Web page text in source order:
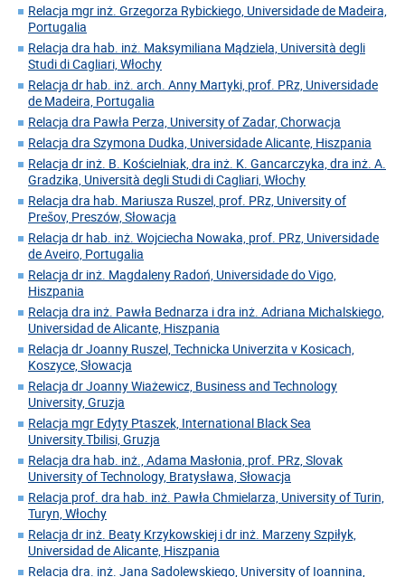
Relacja mgr inż. Grzegorza Rybickiego, Universidade de Madeira,
Portugalia
Relacja dra hab. inż. Maksymiliana Mądziela, Università degli
Studi di Cagliari, Włochy
Relacja dr hab. inż. arch. Anny Martyki, prof. PRz, Universidade
de Madeira, Portugalia
Relacja dra Pawła Perza, University of Zadar, Chorwacja
Relacja dra Szymona Dudka, Universidade Alicante, Hiszpania
Relacja dr inż. B. Kościelniak, dra inż. K. Gancarczyka, dra inż. A.
Gradzika, Università degli Studi di Cagliari, Włochy
Relacja dra hab. Mariusza Ruszel, prof. PRz, University of
Prešov, Preszów, Słowacja
Relacja dr hab. inż. Wojciecha Nowaka, prof. PRz, Universidade
de Aveiro, Portugalia
Relacja dr inż. Magdaleny Radoń, Universidade do Vigo,
Hiszpania
Relacja dra inż. Pawła Bednarza i dra inż. Adriana Michalskiego,
Universidad de Alicante, Hiszpania
Relacja dr Joanny Ruszel, Technicka Univerzita v Kosicach,
Koszyce, Słowacja
Relacja dr Joanny Wiażewicz, Business and Technology
University, Gruzja
Relacja mgr Edyty Ptaszek, International Black Sea
University.Tbilisi, Gruzja
Relacja dra hab. inż., Adama Masłonia, prof. PRz, Slovak
University of Technology, Bratysława, Słowacja
Relacja prof. dra hab. inż. Pawła Chmielarza, University of Turin,
Turyn, Włochy
Relacja dr inż. Beaty Krzykowskiej i dr inż. Marzeny Szpiłyk,
Universidad de Alicante, Hiszpania
Relacja dra. inż. Jana Sadolewskiego, University of Ioannina,